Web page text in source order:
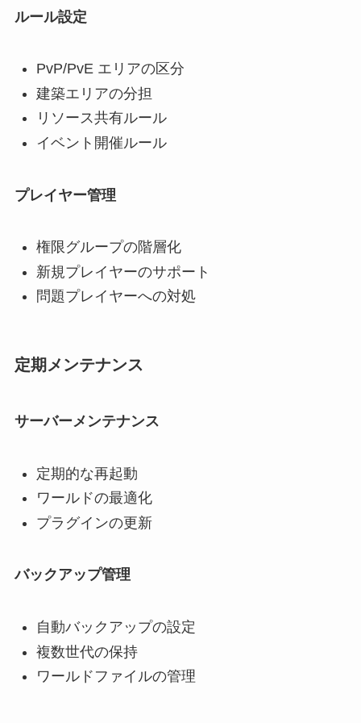
ルール設定
PvP/PvE エリアの区分
建築エリアの分担
リソース共有ルール
イベント開催ルール
プレイヤー管理
権限グループの階層化
新規プレイヤーのサポート
問題プレイヤーへの対処
定期メンテナンス
サーバーメンテナンス
定期的な再起動
ワールドの最適化
プラグインの更新
バックアップ管理
自動バックアップの設定
複数世代の保持
ワールドファイルの管理